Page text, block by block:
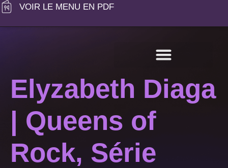
VOIR LE MENU EN PDF
Elyzabeth Diaga
| Queens of
Rock, Série